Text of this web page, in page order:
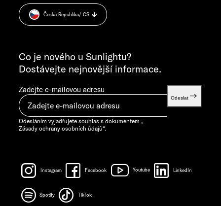
PONDĚLÍ–ČTVRTEK 7.30–12.00 HOD. A 13.00–16.00 HOD.
PÁTEK 7.30–12.00 HOD.
info@sunlight.de
Cookie Consent
Informace o hmotnosti
Co je nového u Sunlightu?
Dostávejte nejnovější informace.
Zadejte e-mailovou adresu
Odeslat
Odesláním vyjadřujete souhlas s dokumentem „
Zásady ochrany osobních údajů“.
Instagram Facebook Youtube LinkedIn
Spotify TikTok
Česká Republika/ CS